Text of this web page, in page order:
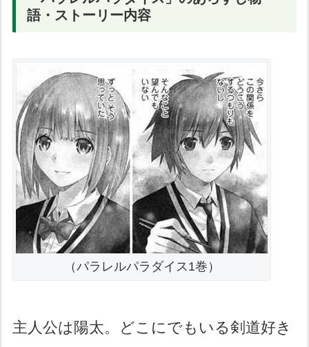
語・ストーリー内容
（パラレルパラダイス1巻）
主人公は陽太。どこにでもいる剣道好き